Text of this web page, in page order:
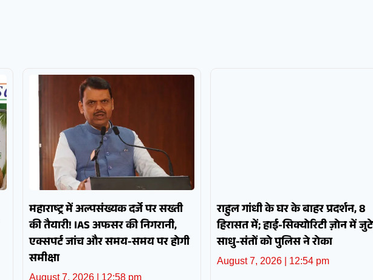
महाराष्ट्र में अल्पसंख्यक दर्जे पर सख्ती
की तैयारी! IAS अफसर की निगरानी,
एक्सपर्ट जांच और समय-समय पर होगी
समीक्षा
August 7, 2026 12:58 pm
राहुल गांधी के घर के बाहर प्रदर्शन, 8
हिरासत में; हाई-सिक्योरिटी ज़ोन में जुटे
साधु-संतों को पुलिस ने रोका
August 7, 2026 12:54 pm